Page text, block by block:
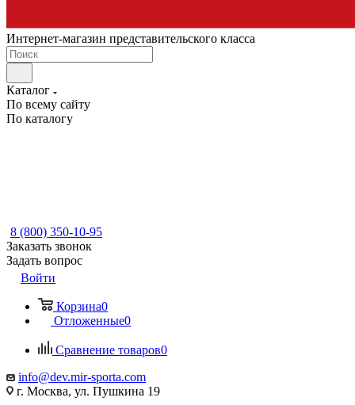
Интернет-магазин представительского класса
Каталог
По всему сайту
По каталогу
8 (800) 350-10-95
Заказать звонок
Задать вопрос
Войти
Корзина0
Отложенные0
Сравнение товаров0
info@dev.mir-sporta.com
г. Москва, ул. Пушкина 19